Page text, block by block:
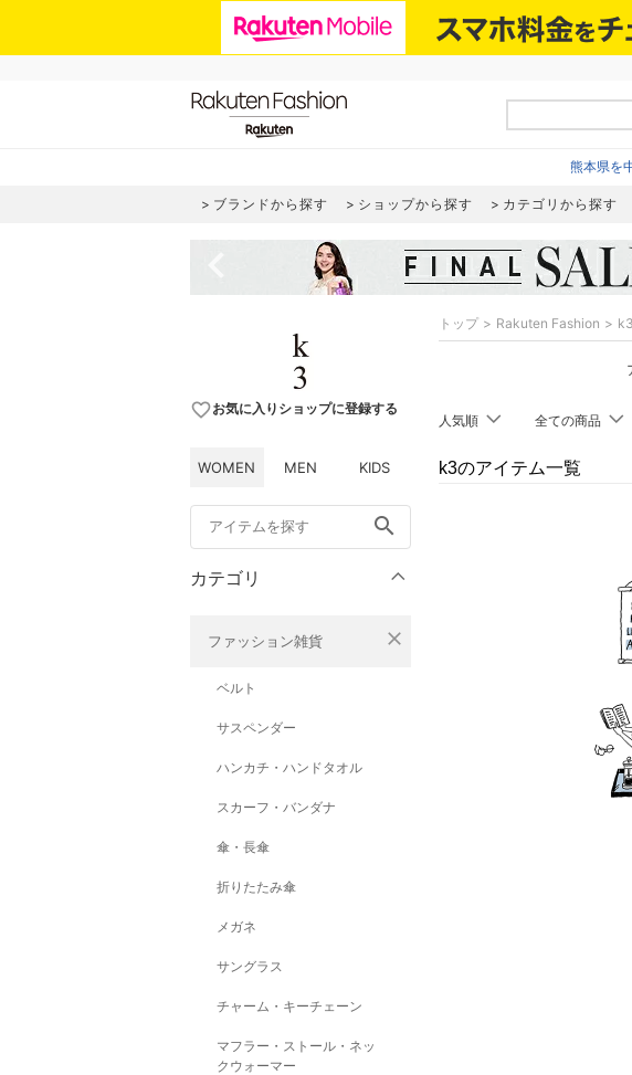
熊本県を
ブランドから探す ショップから探す カテゴリから探す
favorite_borderお気に入りショップに登録する
WOMEN MEN KIDS
search
カテゴリ
ファッション雑貨 close
ベルト
サスペンダー
ハンカチ・ハンドタオル
スカーフ・バンダナ
傘・長傘
折りたたみ傘
メガネ
サングラス
チャーム・キーチェーン
マフラー・ストール・ネッ
クウォーマー
トップ Rakuten Fashion
人気順 全ての商品
k3のアイテム一覧